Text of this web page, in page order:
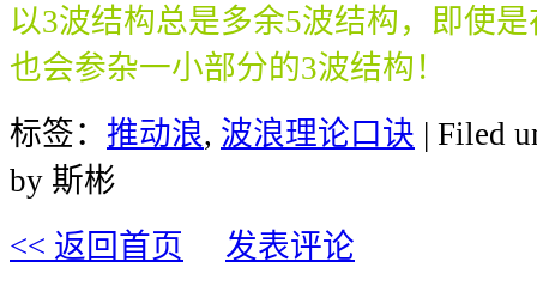
以3波结构总是多余5波结构，即使
也会参杂一小部分的3波结构！
标签： 推动浪, 波浪理论口诀 | Filed
by 斯彬
<< 返回首页
发表评论